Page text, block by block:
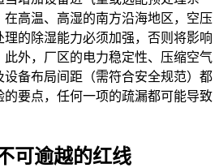
高温、高湿的南方沿海地区，空压
的除湿能力必须加强，否则将影响
外，厂区的电力稳定性、压缩空气
备布局间距（需符合安全规范）都
要点，任何一项的疏漏都可能导致
可逾越的红线